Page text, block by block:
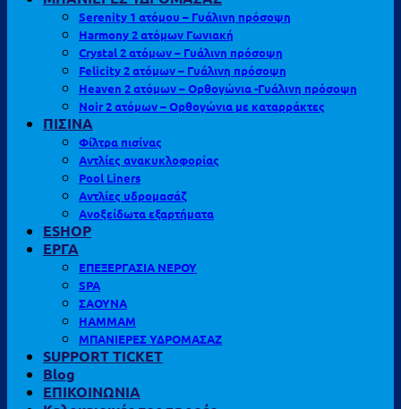
Serenity 1 ατόμου – Γυάλινη πρόσοψη
Harmony 2 ατόμων Γωνιακή
Crystal 2 ατόμων – Γυάλινη πρόσοψη
Felicity 2 ατόμων – Γυάλινη πρόσοψη
Heaven 2 ατόμων – Ορθογώνια -Γυάλινη πρόσοψη
Noir 2 ατόμων – Ορθογώνια με καταρράκτες
ΠΙΣΙΝΑ
Φίλτρα πισίνας
Αντλίες ανακυκλοφορίας
Pool Liners
Αντλίες υδρομασάζ
Ανοξείδωτα εξαρτήματα
ESHOP
ΕΡΓΑ
ΕΠΕΞΕΡΓΑΣΙΑ ΝΕΡΟΥ
SPA
ΣΑΟΥΝΑ
HAMMAM
ΜΠΑΝΙΕΡΕΣ ΥΔΡΟΜΑΣΑΖ
SUPPORT TICKET
Blog
ΕΠΙΚΟΙΝΩΝΙΑ